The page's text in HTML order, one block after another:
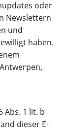
oder
Newslettern
und
haben.
Abs. 1 lit. b